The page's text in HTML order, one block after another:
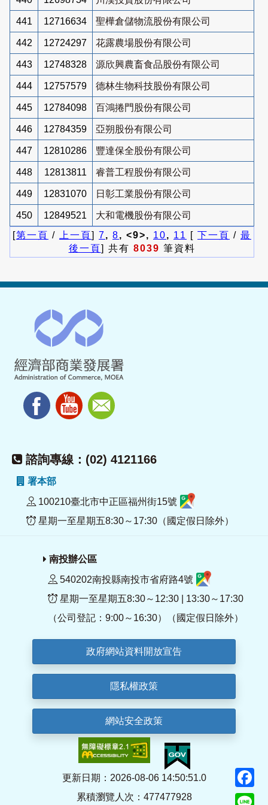
441 12716634 聖樺倉儲物流股份有限公司
442 12724297 花露農場股份有限公司
443 12748328 源欣興農畜食品股份有限公司
444 12757579 德林生物科技股份有限公司
445 12784098 百鴻捲門股份有限公司
446 12784359 亞朔股份有限公司
447 12810286 豐達保全股份有限公司
448 12813811 睿普工程股份有限公司
449 12831070 日彰工業股份有限公司
450 12849521
大和電機股份有限公司
[第一頁 / 上一頁] 7, 8, <9>, 10, 11 [ 下一頁 / 最
後一頁] 共有 8039 筆資料
諮詢專線：(02) 4121166
署本部
100210臺北市中正區福州街15號
星期一至星期五8:30～17:30（國定假日除外）
南投辦公區
540202南投縣南投市省府路4號
星期一至星期五8:30～12:30 | 13:30～17:30
（公司登記：9:00～16:30）（國定假日除外）
政府網站資料開放宣告
隱私權政策
網站安全政策
更新日期：2026-08-06 14:50:51.0
累積瀏覽人次：477477928